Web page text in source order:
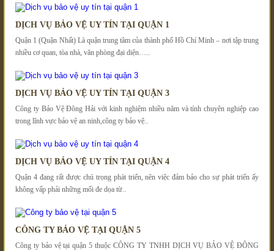
DỊCH VỤ BẢO VỆ UY TÍN TẠI QUẬN 1
Quận 1 (Quận Nhất) Là quận trung tâm của thành phố Hồ Chí Minh – nơi tập trung
nhiều cơ quan, tòa nhà, văn phòng đại diện…..
DỊCH VỤ BẢO VỆ UY TÍN TẠI QUẬN 3
Công ty Bảo Vệ Đông Hải với kinh nghiệm nhiều năm và tính chuyên nghiệp cao
trong lĩnh vực bảo vệ an ninh,công ty bảo vệ..
DỊCH VỤ BẢO VỆ UY TÍN TẠI QUẬN 4
Quận 4 đang rất được chú trọng phát triển, nên việc đảm bảo cho sự phát triển ấy
không vấp phải những mối đe dọa từ..
CÔNG TY BẢO VỆ TẠI QUẬN 5
Công ty bảo vệ tại quận 5 thuộc CÔNG TY TNHH DỊCH VỤ BẢO VỆ ĐÔNG